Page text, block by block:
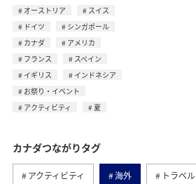
オーストリア
スイス
ドイツ
シンガポール
カナダ
アメリカ
フランス
スペイン
イギリス
インドネシア
お祭り・イベント
アクティビティ
夏
カナダつながりタグ
アクティビティ 海外 トラベル